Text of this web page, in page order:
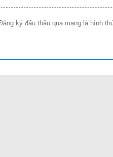
ký đấu thầu qua mạng là hình